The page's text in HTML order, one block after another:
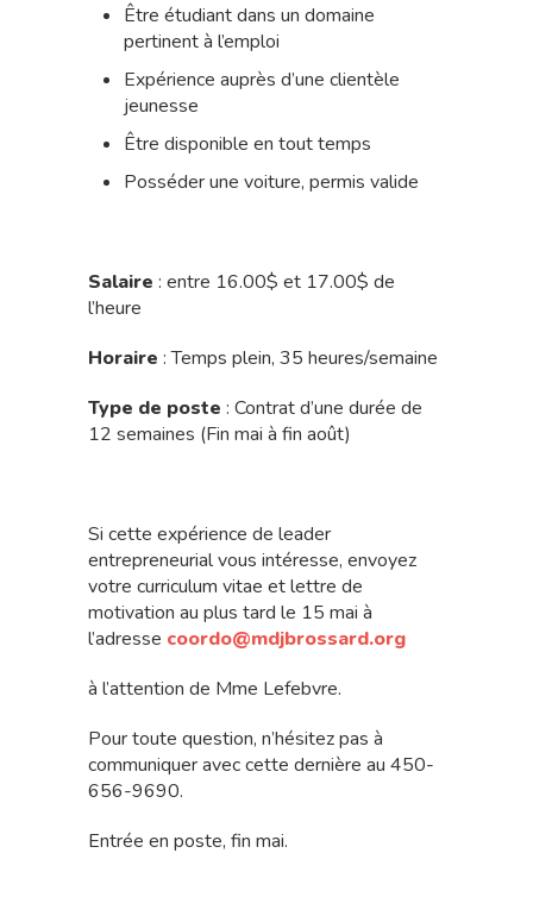
Être étudiant dans un domaine
pertinent à l’emploi
Expérience auprès d’une clientèle
jeunesse
Être disponible en tout temps
Posséder une voiture, permis valide
Salaire : entre 16.00$ et 17.00$ de
l’heure
Horaire : Temps plein, 35 heures/semaine
Type de poste : Contrat d’une durée de
12 semaines (Fin mai à fin août)
Si cette expérience de leader
entrepreneurial vous intéresse, envoyez
votre curriculum vitae et lettre de
motivation au plus tard le 15 mai à
l’adresse coordo@mdjbrossard.org
à l’attention de Mme Lefebvre.
Pour toute question, n’hésitez pas à
communiquer avec cette dernière au 450-
656-9690.
Entrée en poste, fin mai.